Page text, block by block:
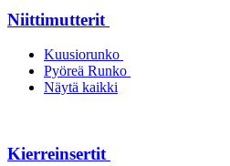
Niittimutterit
Kuusiorunko
Pyöreä Runko
Näytä kaikki
Kierreinsertit